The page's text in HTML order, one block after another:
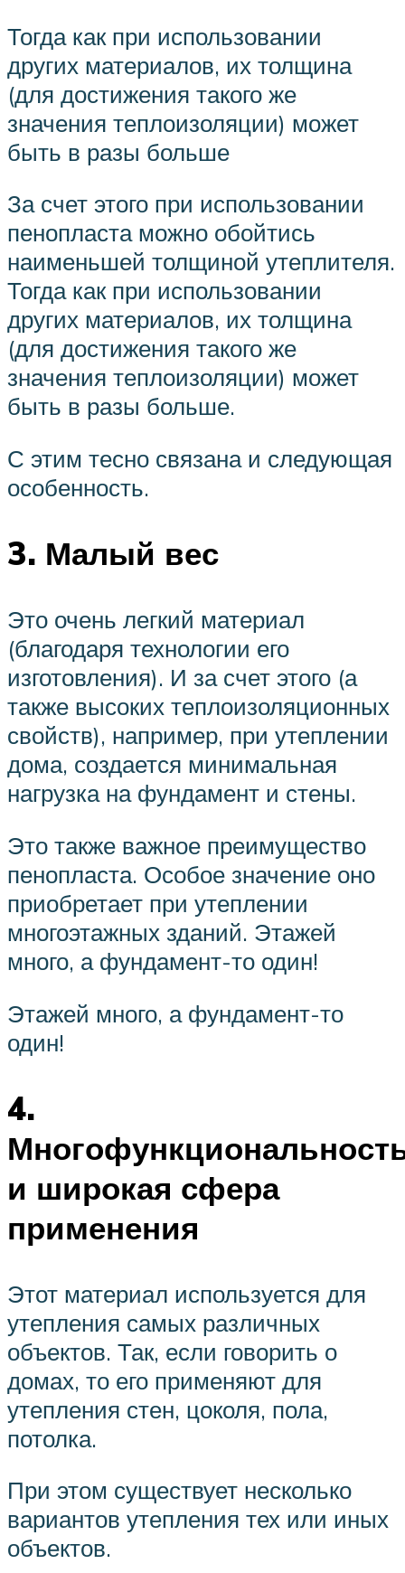
Тогда как при использовании
других материалов, их толщина
(для достижения такого же
значения теплоизоляции) может
быть в разы больше
За счет этого при использовании
пенопласта можно обойтись
наименьшей толщиной утеплителя.
Тогда как при использовании
других материалов, их толщина
(для достижения такого же
значения теплоизоляции) может
быть в разы больше.
С этим тесно связана и следующая
особенность.
3. Малый вес
Это очень легкий материал
(благодаря технологии его
изготовления). И за счет этого (а
также высоких теплоизоляционных
свойств), например, при утеплении
дома, создается минимальная
нагрузка на фундамент и стены.
Это также важное преимущество
пенопласта. Особое значение оно
приобретает при утеплении
многоэтажных зданий. Этажей
много, а фундамент-то один!
Этажей много, а фундамент-то
один!
4.
и широкая сфера
применения
Этот материал используется для
утепления самых различных
объектов. Так, если говорить о
домах, то его применяют для
утепления стен, цоколя, пола,
потолка.
При этом существует несколько
вариантов утепления тех или иных
объектов.